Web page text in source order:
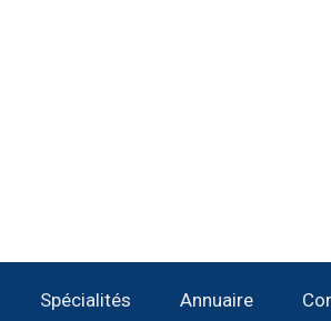
Spécialités Annuaire